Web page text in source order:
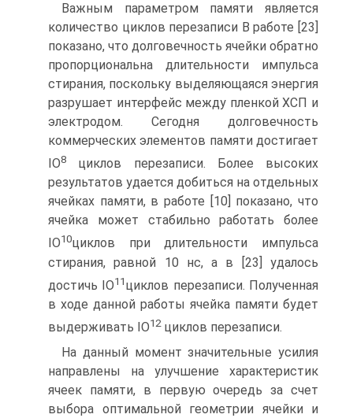
Важным параметром памяти является
количество циклов перезаписи В работе [23]
показано, что долговечность ячейки обратно
пропорциональна длительности импульса
стирания, поскольку выделяющаяся энергия
разрушает интерфейс между пленкой ХСП и
электродом. Сегодня долговечность
коммерческих элементов памяти достигает
IO8
циклов перезаписи. Более высоких
результатов удается добиться на отдельных
ячейках памяти, в работе [10] показано, что
ячейка может стабильно работать более
IO10циклов при длительности импульса
стирания, равной 10 нс, а в [23] удалось
достичь IO11 циклов перезаписи. Полученная
в ходе данной работы ячейка памяти будет
выдерживать IO12циклов перезаписи.
На данный момент значительные усилия
направлены на улучшение характеристик
ячеек памяти, в первую очередь за счет
выбора оптимальной геометрии ячейки и